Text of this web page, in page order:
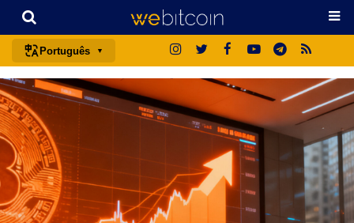
Português
português (BR)
english
español
français
italiano
deutsch